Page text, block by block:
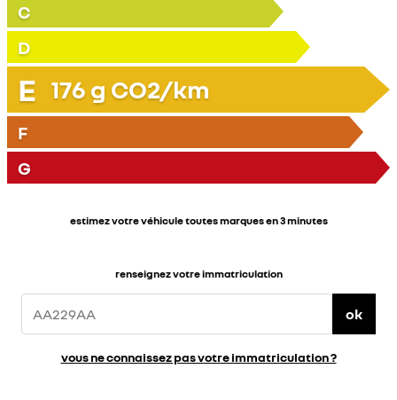
C
D
E 176 g CO2/km
F
G
estimez votre véhicule toutes marques en 3 minutes
renseignez votre immatriculation
ok
vous ne connaissez pas votre immatriculation ?